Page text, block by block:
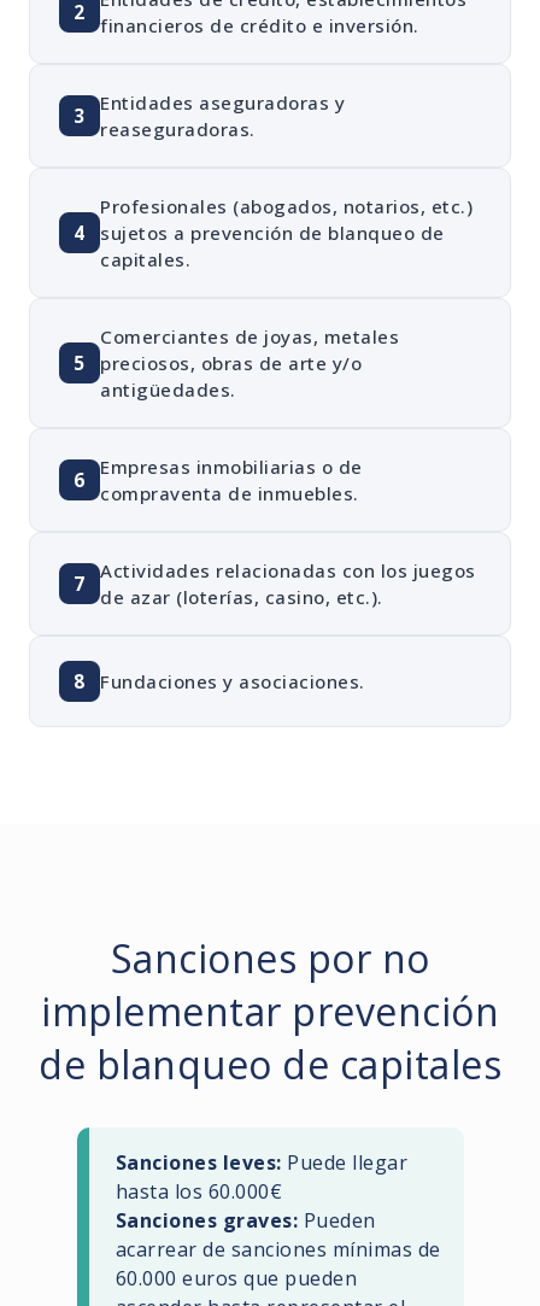
2
financieros de crédito e inversión.
3
Entidades aseguradoras y
reaseguradoras.
4
Profesionales (abogados, notarios, etc.)
sujetos a prevención de blanqueo de
capitales.
5
Comerciantes de joyas, metales
preciosos, obras de arte y/o
antigüedades.
6
Empresas inmobiliarias o de
compraventa de inmuebles.
7
Actividades relacionadas con los juegos
de azar (loterías, casino, etc.).
8 Fundaciones y asociaciones.
Sanciones por no
implementar prevención
de blanqueo de capitales
Sanciones leves: Puede llegar
hasta los 60.000€
Sanciones graves: Pueden
acarrear de sanciones mínimas de
60.000 euros que pueden